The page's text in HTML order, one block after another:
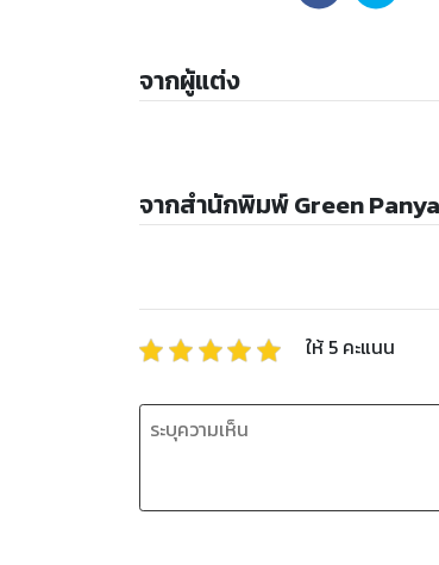
จากผู้แต่ง
จากสำนักพิมพ์ Green
ให้ 5 คะแนน